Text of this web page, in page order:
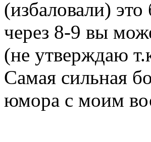
(избаловали)
через 8-9 вы
(не утверждаю
Самая сильная
юмора с моим